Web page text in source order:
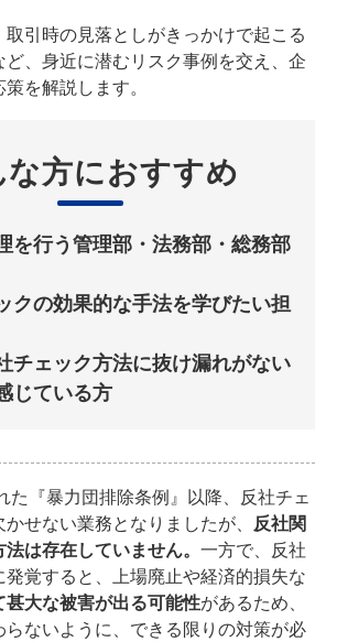
引時の見落としがきっかけで起こる
ど、身近に潜むリスク事例を交え、企
を解説します。
な方におすすめ
を行う管理部・法務部・総務部
クの効果的な手法を学びたい担
チェック方法に抜け漏れがない
じている方
た『暴力団排除条例』以降、反社チェ
せない業務となりましたが、 反社関
は存在していません。 一方で、反社
発覚すると、上場廃止や経済的損失な
甚大な被害が出る可能性があるため、
らないように、できる限りの対策が必